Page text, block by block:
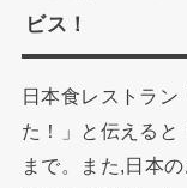
ビス！
日本食レストラン
た！」と伝えると
まで。また,日本